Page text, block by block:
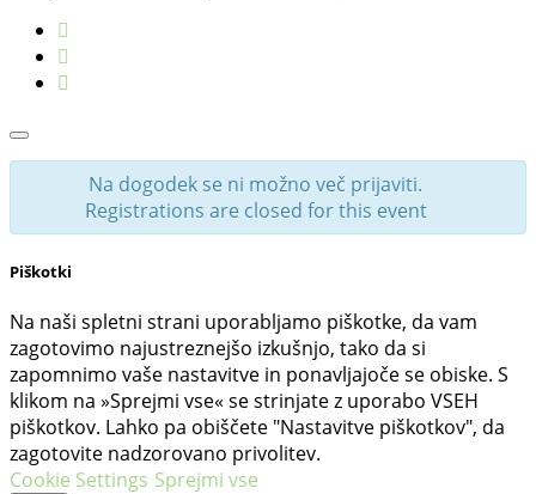
Na dogodek se ni možno več prijaviti.
Registrations are closed for this event
Piškotki
Na naši spletni strani uporabljamo piškotke, da vam
zagotovimo najustreznejšo izkušnjo, tako da si
zapomnimo vaše nastavitve in ponavljajoče se obiske. S
klikom na »Sprejmi vse« se strinjate z uporabo VSEH
piškotkov. Lahko pa obiščete "Nastavitve piškotkov", da
zagotovite nadzorovano privolitev.
Cookie Settings Sprejmi vse